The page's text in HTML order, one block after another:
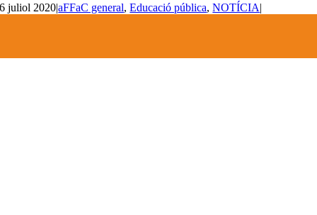
6 juliol 2020|aFFaC general,Educació pública,NOTÍCIA|